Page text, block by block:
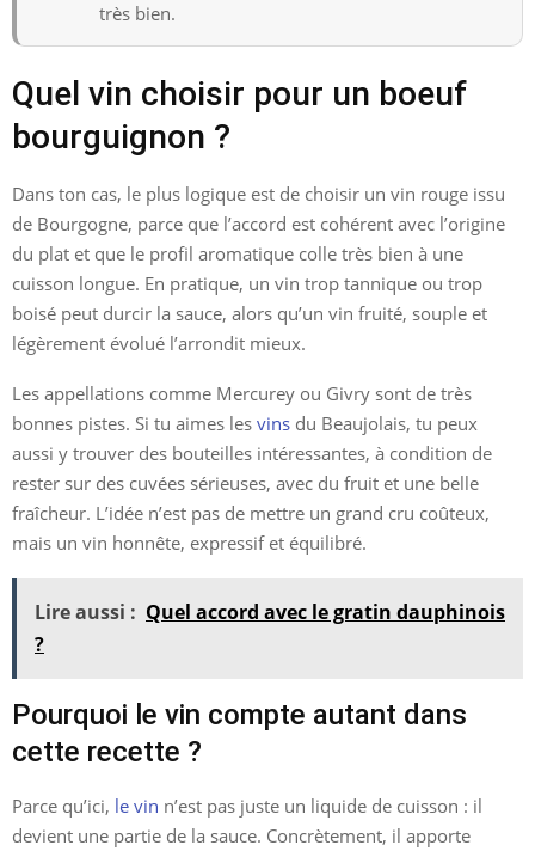
très bien.
Quel vin choisir pour un boeuf
bourguignon ?
Dans ton cas, le plus logique est de choisir un vin rouge issu
de Bourgogne, parce que l’accord est cohérent avec l’origine
du plat et que le profil aromatique colle très bien à une
cuisson longue. En pratique, un vin trop tannique ou trop
boisé peut durcir la sauce, alors qu’un vin fruité, souple et
légèrement évolué l’arrondit mieux.
Les appellations comme Mercurey ou Givry sont de très
bonnes pistes. Si tu aimes les vins du Beaujolais, tu peux
aussi y trouver des bouteilles intéressantes, à condition de
rester sur des cuvées sérieuses, avec du fruit et une belle
fraîcheur. L’idée n’est pas de mettre un grand cru coûteux,
mais un vin honnête, expressif et équilibré.
Lire aussi : Quel accord avec le gratin dauphinois
?
Pourquoi le vin compte autant dans
cette recette ?
Parce qu’ici, le vin n’est pas juste un liquide de cuisson : il
devient une partie de la sauce. Concrètement, il apporte